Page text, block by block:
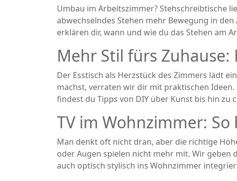
Umbau im Arbeitszimmer? Stehschreibtische
abwechselndes Stehen mehr Bewegung in
erklären dir, wann und wie du das Stehen am
Mehr Stil fürs
Der Esstisch als Herzstück des Zimmers lädt
machst, verraten wir dir mit praktischen
findest du Tipps von DIY über Kunst bis hin
TV im Wohnzimmer:
Man denkt oft nicht dran, aber die richtige
oder Augen spielen nicht mehr mit. Wir geben
auch optisch stylisch ins Wohnzimmer